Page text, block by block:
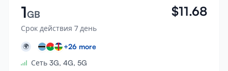
1GB
Срок действия 7 день
$11.68
🌍 +26 more
Сеть 3G, 4G, 5G